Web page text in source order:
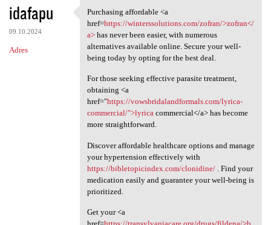
idafapu
09.10.2024
Adres
Purchasing affordable <a href
Purchasing affordable <a
href=https://winterssolutions.com/zofran/>zofran</
a>has never been easier, with numerous
alternatives available online. Secure your well-
being today by opting for the best deal.
For those seeking effective parasite treatment,
obtaining <a
href="https://vowsbridalandformals.com/lyrica-
commercial/">lyricacommercial</a> has become
more straightforward.
Discover affordable healthcare options and manage
your hypertension effectively with
https://bibletopicindex.com/clonidine/. Find your
medication easily and guarantee your well-being is
prioritized.
Get your <a